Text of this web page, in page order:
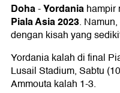
Doha-Yordaniahampir
Piala Asia 2023.
dengan kisah yang
Yordania kalah di final
Lusail Stadium, Sabtu
Ammouta kalah 1-3.